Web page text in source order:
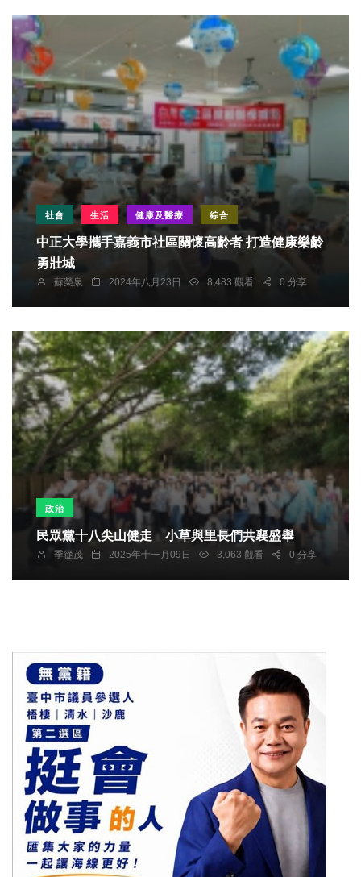
社會 生活 健康及醫療 綜合
中正大學攜手嘉義市社區關懷高齡者 打造健康樂齡
勇壯城
蘇榮泉 2024年八月23日 8,483 觀看 0 分享
政治
民眾黨十八尖山健走 小草與里長們共襄盛舉
季從茂 2025年十一月09日 3,063 觀看 0 分享